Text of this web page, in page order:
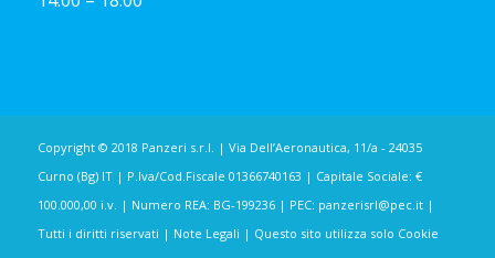
Copyright © 2018 Panzeri s.r.l. | Via Dell’Aeronautica, 11/a - 24035
Curno (Bg) IT | P.Iva/Cod.Fiscale 01366740163 | Capitale Sociale: €
100.000,00 i.v. | Numero REA: BG-199236 | PEC: panzerisrl@pec.it|
Tutti i diritti riservati | Note Legali | Questo sito utilizza solo Cookie